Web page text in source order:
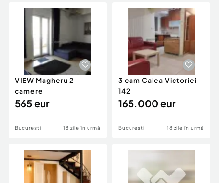
Servicii
Animale de companie
Afaceri și echipamente profesionale
Inchiriere Bunuri si Vehicule
Utilaje agricole si industriale
Piese auto si accesorii
Dacia Duster
VIEW Magheru 2
camere
565 eur
Bucuresti 18 zile în urmă
3 cam Calea Victoriei
142
165.000 eur
Bucuresti 18 zile în urmă